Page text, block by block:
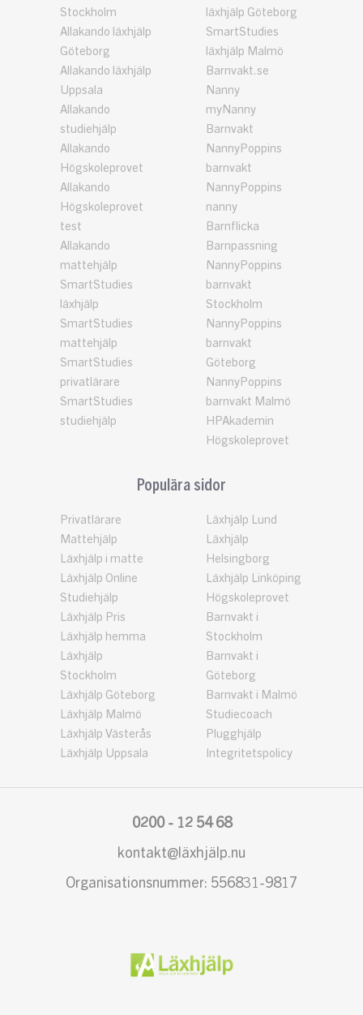
Stockholm
Allakando läxhjälp
Göteborg
Allakando läxhjälp
Uppsala
Allakando
studiehjälp
Allakando
Högskoleprovet
Allakando
Högskoleprovet
test
Allakando
mattehjälp
SmartStudies
läxhjälp
SmartStudies
mattehjälp
SmartStudies
privatlärare
SmartStudies
studiehjälp
läxhjälp Göteborg
SmartStudies
läxhjälp Malmö
Barnvakt.se
Nanny
myNanny
Barnvakt
NannyPoppins
barnvakt
NannyPoppins
nanny
Barnflicka
Barnpassning
NannyPoppins
barnvakt
Stockholm
NannyPoppins
barnvakt
Göteborg
NannyPoppins
barnvakt Malmö
HPAkademin
Högskoleprovet
Populära sidor
Privatlärare
Mattehjälp
Läxhjälp i matte
Läxhjälp Online
Studiehjälp
Läxhjälp Pris
Läxhjälp hemma
Läxhjälp
Stockholm
Läxhjälp Göteborg
Läxhjälp Malmö
Läxhjälp Västerås
Läxhjälp Uppsala
Läxhjälp Lund
Läxhjälp
Helsingborg
Läxhjälp Linköping
Högskoleprovet
Barnvakt i
Stockholm
Barnvakt i
Göteborg
Barnvakt i Malmö
Studiecoach
Plugghjälp
Integritetspolicy
kontakt@läxhjälp.nu
0200 - 12 54 68
Organisationsnummer: 556831-9817